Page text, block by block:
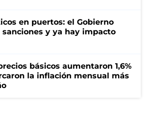
en puertos: el Gobierno
sanciones y ya hay impacto
básicos aumentaron 1,6%
la inflación mensual más